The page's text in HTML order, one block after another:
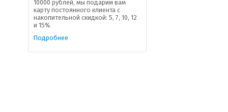
10000 рублей, мы подарим вам
карту постоянного клиента с
накопительной скидкой: 5, 7, 10, 12
и 15%
Подробнее